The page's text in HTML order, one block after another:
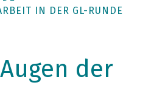
IN DER GL-RUNDE
der